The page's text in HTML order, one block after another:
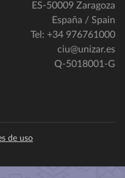
ES-50009 Zaragoza
España / Spain
Tel: +34 976761000
ciu@unizar.es
Q-5018001-G
de uso